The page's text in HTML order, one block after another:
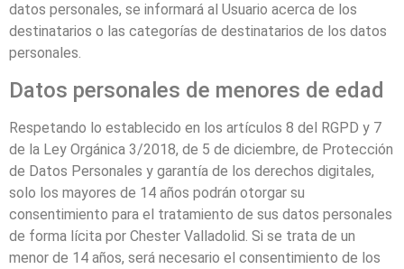
datos personales, se informará al Usuario acerca de los
destinatarios o las categorías de destinatarios de los datos
personales.
Datos personales de menores de edad
Respetando lo establecido en los artículos 8 del RGPD y 7
de la Ley Orgánica 3/2018, de 5 de diciembre, de Protección
de Datos Personales y garantía de los derechos digitales,
solo los mayores de 14 años podrán otorgar su
consentimiento para el tratamiento de sus datos personales
de forma lícita por Chester Valladolid . Si se trata de un
menor de 14 años, será necesario el consentimiento de los